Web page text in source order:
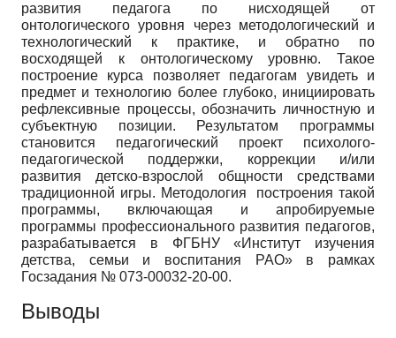
развития педагога по нисходящей от
онтологического уровня через методологический и
технологический к практике, и обратно по
восходящей к онтологическому уровню. Такое
построение курса позволяет педагогам увидеть и
предмет и технологию более глубоко, инициировать
рефлексивные процессы, обозначить личностную и
субъектную позиции. Результатом программы
становится педагогический проект психолого-
педагогической поддержки, коррекции и/или
развития детско-взрослой общности средствами
традиционной игры. Методология построения такой
программы, включающая и апробируемые
программы профессионального развития педагогов,
разрабатывается в ФГБНУ «Институт изучения
детства, семьи и воспитания РАО» в рамках
Госзадания № 073-00032-20-00.
Выводы